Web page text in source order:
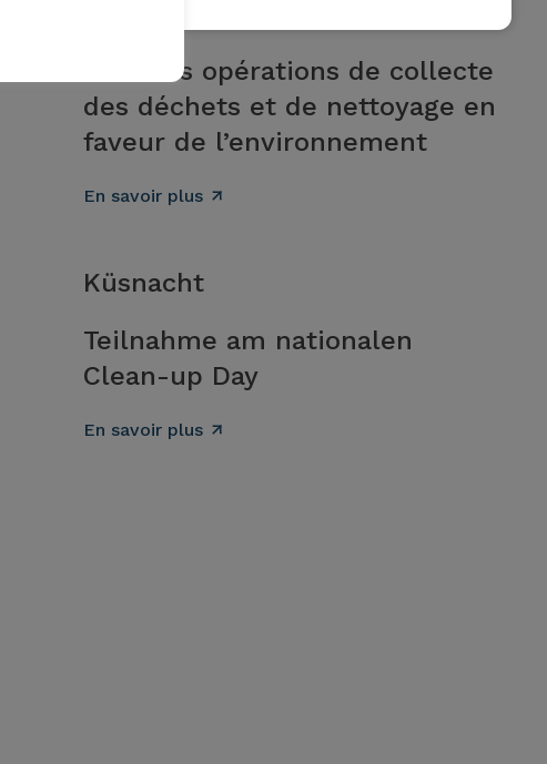
Diverses opérations de collecte
des déchets et de nettoyage en
faveur de l’environnement
En savoir plus
Küsnacht
Teilnahme am nationalen
Clean-up Day
En savoir plus